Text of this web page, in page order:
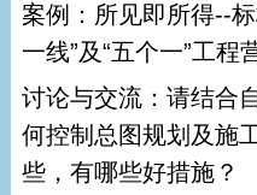
案例：所见即所得--
一线”及“五个一”工程
讨论与交流：请结合
何控制总图规划及施
些，有哪些好措施？